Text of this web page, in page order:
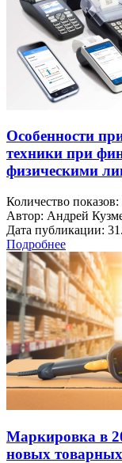
Особенности
техники при
физическими
Количество показов:
Автор: Андрей
Дата публикации:
Подробнее
Маркировка в
новых